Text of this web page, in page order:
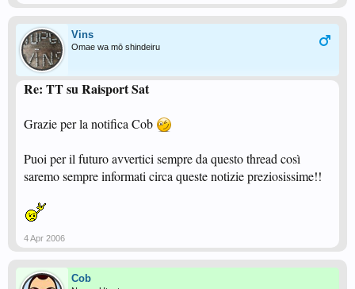
Vins
Omae wa mō shindeiru
Re: TT su Raisport Sat
Grazie per la notifica Cob
Puoi per il futuro avvertici sempre da questo thread così
saremo sempre informati circa queste notizie preziosissime!!
4 Apr 2006
Cob